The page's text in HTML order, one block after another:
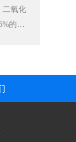
二氧化
的，